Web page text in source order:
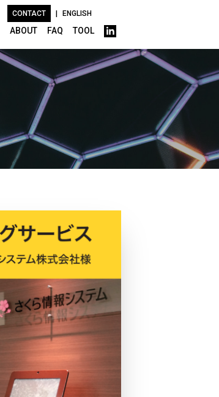
CONTACT ENGLISH
ABOUT FAQ TOOL